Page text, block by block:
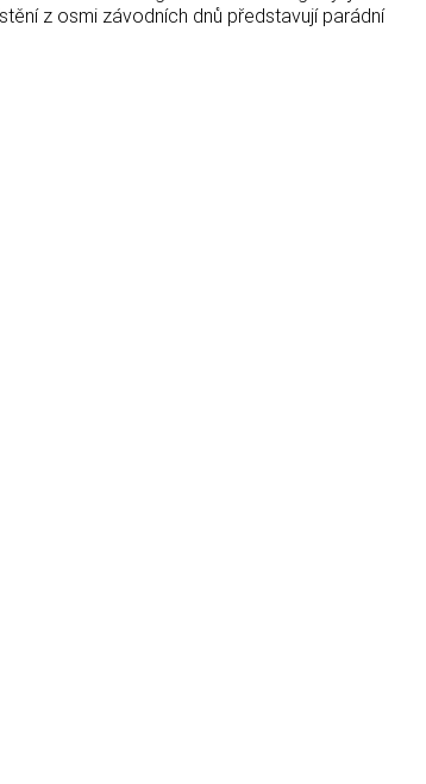
z osmi závodních dnů představují parádní